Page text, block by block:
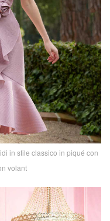
in stile classico in piqué con
volant